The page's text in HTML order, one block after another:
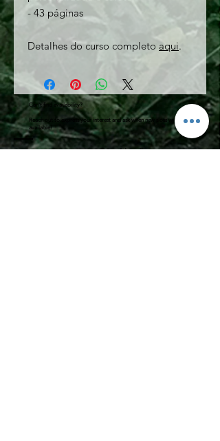
- 43 páginas
Detalhes do curso completo aqui.
Can't find availability?
Reach out to express your interest and ask when new slots will be
available!
LGBTQ+ friendly.